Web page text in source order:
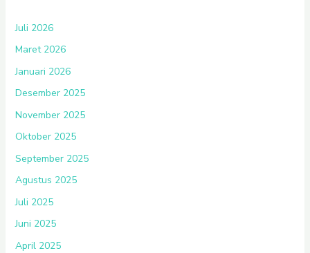
Juli 2026
Maret 2026
Januari 2026
Desember 2025
November 2025
Oktober 2025
September 2025
Agustus 2025
Juli 2025
Juni 2025
April 2025